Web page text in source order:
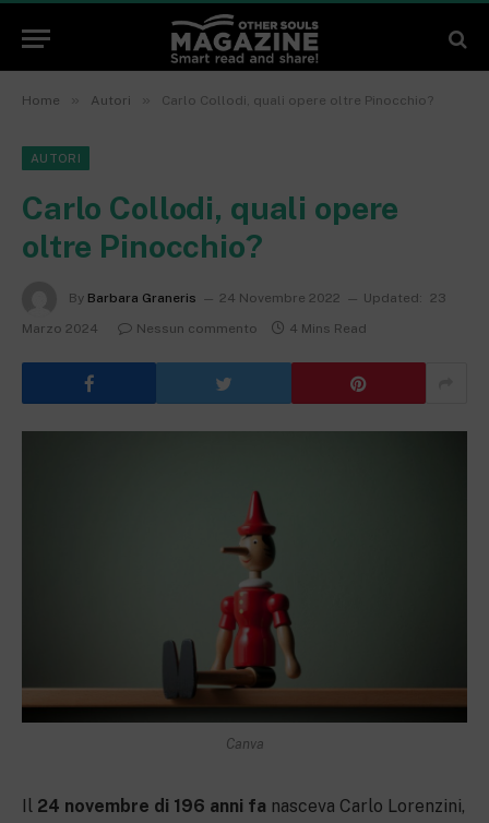
Home » Autori » Carlo Collodi, quali opere oltre Pinocchio?
AUTORI
Carlo Collodi, quali opere
oltre Pinocchio?
By Barbara Graneris 24 Novembre 2022 Updated:
23
Marzo 2024
Nessun commento 4 Mins Read
Canva
Il 24 novembre di 196 anni fa nasceva Carlo Lorenzini,